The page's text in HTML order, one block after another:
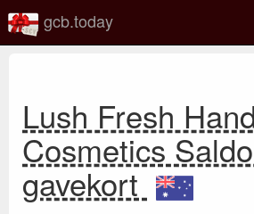
gcb.today
Lush Fresh
Cosmetics
gavekort